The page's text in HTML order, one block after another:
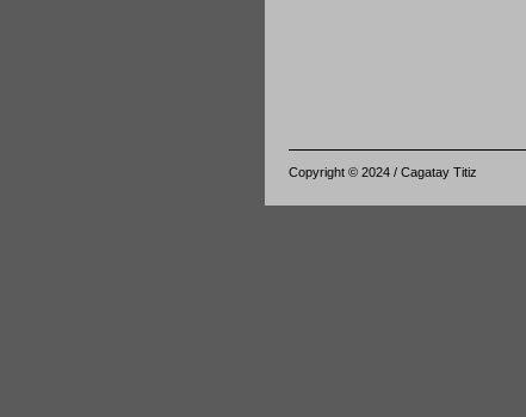
Copyright © 2024 / Cagatay Titiz